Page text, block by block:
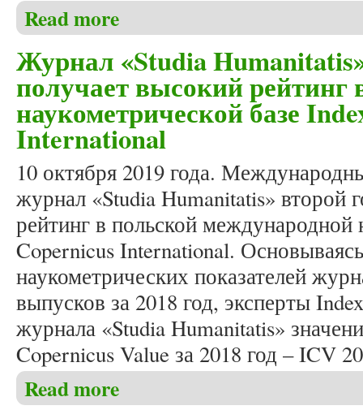
Read more
Журнал «Studia
получает высокий рейтинг
наукометрической базе
International
10 октября 2019 года.
журнал «Studia Humanitatis» второй
рейтинг в польской международной
Copernicus International.
наукометрических показателей
выпусков за 2018 год, эксперты
журнала «Studia Humanitatis»
Copernicus Value за 2018 год – ICV
Read more